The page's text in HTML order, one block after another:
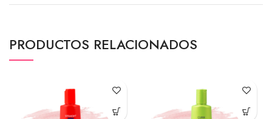
PRODUCTOS RELACIONADOS